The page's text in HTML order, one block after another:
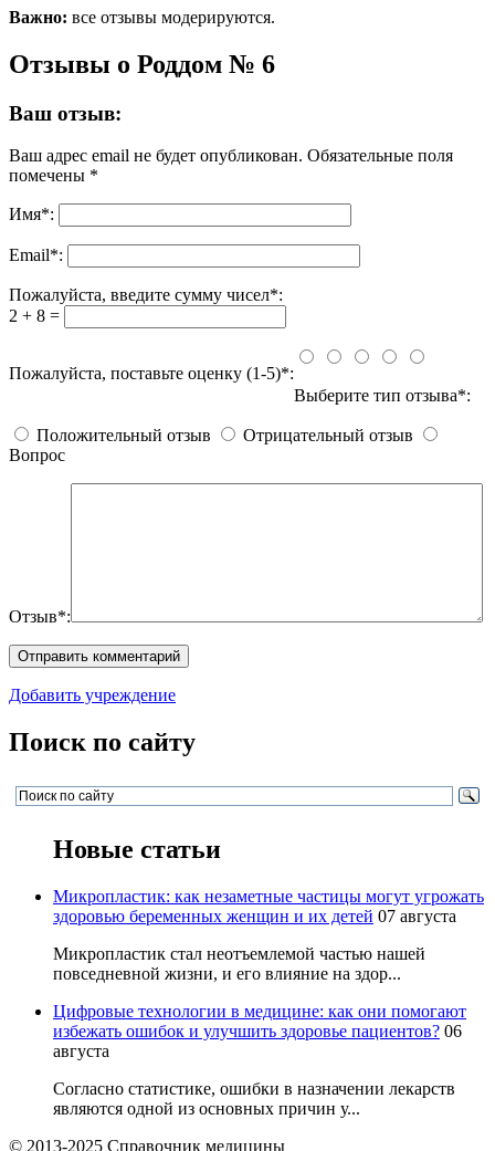
Важно: все отзывы модерируются.
Отзывы о Роддом № 6
Ваш отзыв:
Ваш адрес email не будет опубликован. Обязательные поля
помечены *
Имя*:
Email*:
Пожалуйста, введите сумму чисел*:
2 + 8 =
Пожалуйста, поставьте оценку (1-5)*:
Выберите тип отзыва*:
Положительный отзыв
Отрицательный отзыв
Вопрос
Отзыв*:
Добавить учреждение
Поиск по сайту
Новые статьи
Микропластик: как незаметные частицы могут угрожать
здоровью беременных женщин и их детей 07 августа
Микропластик стал неотъемлемой частью нашей
повседневной жизни, и его влияние на здор...
Цифровые технологии в медицине: как они помогают
избежать ошибок и улучшить здоровье пациентов? 06
августа
Согласно статистике, ошибки в назначении лекарств
являются одной из основных причин у...
© 2013-2025 Справочник медицины